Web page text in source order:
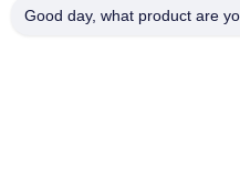
Good day, what product are